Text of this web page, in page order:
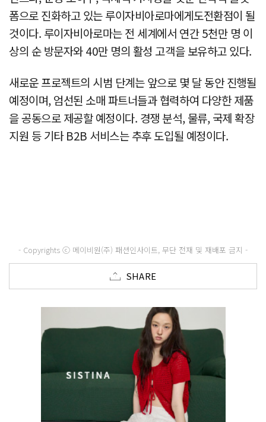
폼으로 진화하고 있는 루이자비아로마에게도전환점이 될
것이다. 루이자비아로마는 전 세계에서 연간 5천만 명 이
상의 순 방문자와 40만 명의 활성 고객을 보유하고 있다.
새로운 프로젝트의 시범 단계는 앞으로 몇 달 동안 진행될
예정이며, 엄선된 소매 파트너들과 협력하여 다양한 제품
을 공동으로 제공할 예정이다. 경쟁 분석, 물류, 국제 확장
지원 등 기타 B2B 서비스는 추후 도입될 예정이다.
- Copyrights ⓒ 메이비원(주) 패션인사이트, 무단 전재 및 재배포 금지 -
SHARE